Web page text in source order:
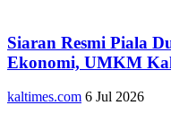
Siaran Resmi Piala
Ekonomi, UMKM
kaltimes.com 6 Jul 2026